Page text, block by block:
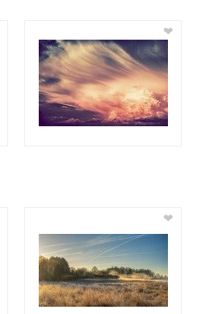
❤
❤